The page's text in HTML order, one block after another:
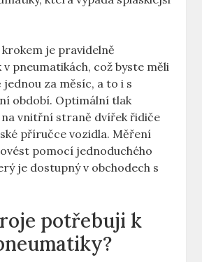
je⁤ pravidelně
‌pneumatikách, což byste měli
za měsíc,‍ a⁣ to i s
období. Optimální‌ tlak‌
na‌ vnitřní straně ⁤dvířek řidiče
příručce vozidla. Měření
⁤pomocí jednoduchého
je dostupný v obchodech s
potřebuji k